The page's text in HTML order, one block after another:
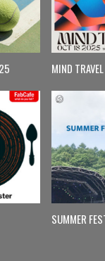
MIND TRAVEL
SUMMER